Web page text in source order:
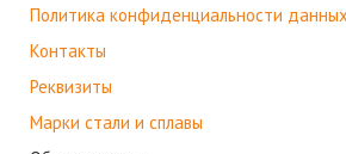
Политика конфиденциальности данных
Контакты
Реквизиты
Марки стали и сплавы